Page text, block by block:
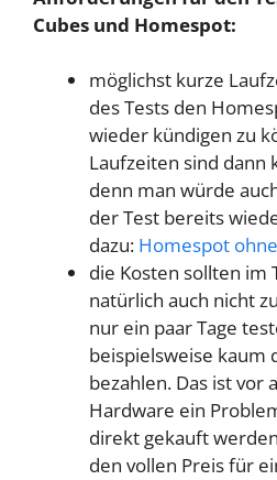
Cubes und Homespot:
möglichst kurze
des Tests den
wieder kündigen zu
Laufzeiten sind dann
denn man würde
der Test bereits
dazu: Homespot
die Kosten sollten im
natürlich auch nicht
nur ein paar Tage
beispielsweise kaum
bezahlen. Das ist vor
Hardware ein
direkt gekauft
den vollen Preis für